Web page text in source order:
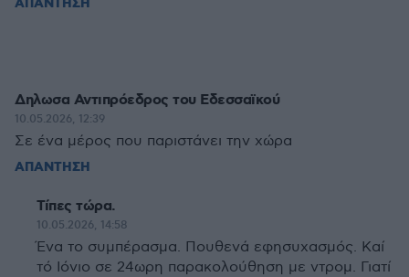
ΑΠΑΝΤΗΣΗ
Δηλωσα Αντιπρόεδρος του Εδεσσαϊκού
10.05.2026, 12:39
Σε ένα μέρος που παριστάνει την χώρα
ΑΠΑΝΤΗΣΗ
Τίπες τώρα.
10.05.2026, 14:58
Ένα το συμπέρασμα. Πουθενά εφησυχασμός. Καί
τό Ιόνιο σε 24ωρη παρακολούθηση με ντρομ. Γιατί